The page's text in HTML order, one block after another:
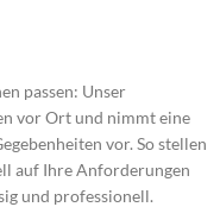
passen: Unser
vor Ort und nimmt eine
vor. So stellen
auf Ihre Anforderungen
und professionell.